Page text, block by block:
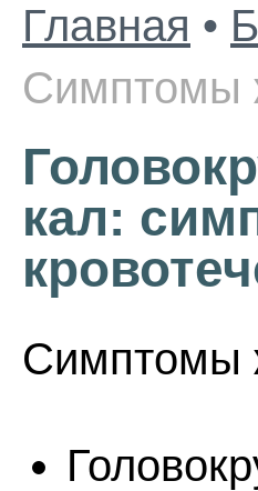
Главная •
Симптомы
кал:
Симптомы